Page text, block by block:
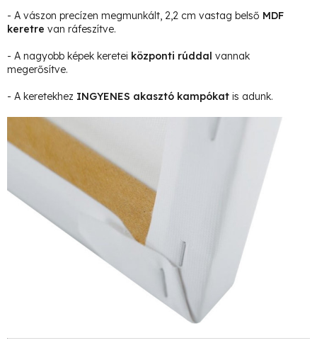
- A vászon precízen megmunkált, 2,2 cm vastag belső MDF
keretre van ráfeszítve.
- A nagyobb képek keretei központi rúddal vannak
megerősítve.
- A keretekhez INGYENES akasztó kampókat is adunk.